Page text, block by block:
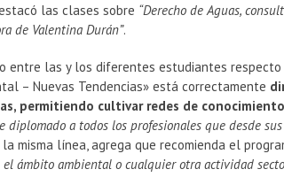
las clases sobre “Derecho de Aguas,
de Valentina Durán”.
entre las y los diferentes estudiantes
– Nuevas Tendencias» está correctamente
permitiendo cultivar redes de
diplomado a todos los profesionales que desde
misma línea, agrega que recomienda el
ámbito ambiental o cualquier otra actividad